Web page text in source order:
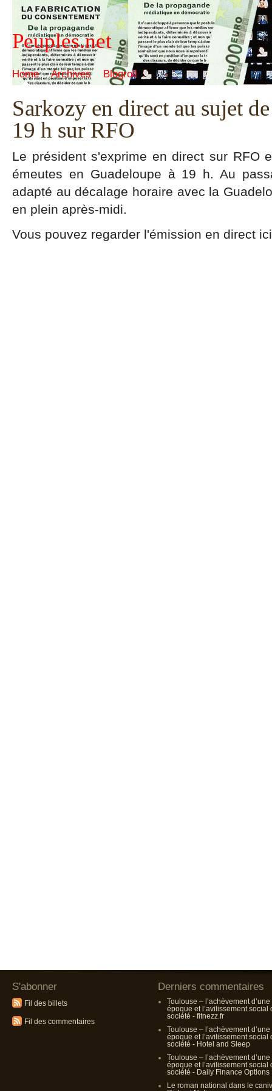
Peuples.net
Home Archives Blogroll
Sarkozy en direct au sujet
19 h sur RFO
Le président s'exprime en direct sur RFO
émeutes en Guadeloupe à 19 h. Au
adapté au décalage horaire avec la
en plein après-midi.
Vous pouvez regarder l'émission en direct
S'abonner
Fil des billets
Fil des commentaires
Derniers commentaires
Toulouse – l’achèvement d’une
époque et l’avilissement social
société - fitnezz.fr
Toulouse – l’achèvement d’une
époque et l’avilissement social
société - Hotel and Sleep
Toulouse – l’achèvement d’une
époque et l’avilissement social
société - Daily Finance Options
Le roman national dans le